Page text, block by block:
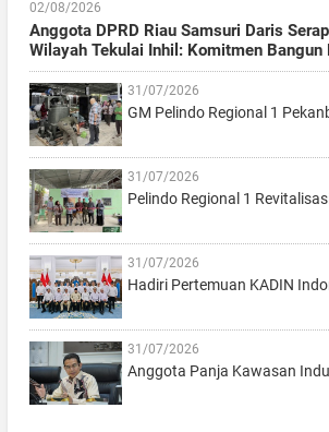
02/08/2026
Anggota DPRD Riau Samsuri Daris
Wilayah Tekulai Inhil: Komitmen Bangun
31/07/2026
GM Pelindo Regional 1
31/07/2026
Pelindo Regional 1
31/07/2026
Hadiri Pertemuan KADIN
31/07/2026
Anggota Panja Kawasan